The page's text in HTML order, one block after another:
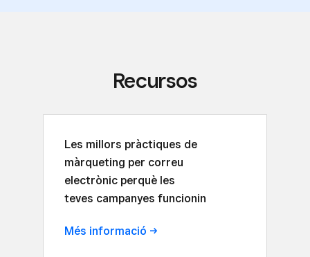
Recursos
Les millors pràctiques de
màrqueting per correu
electrònic perquè les
teves campanyes funcionin
Més informació